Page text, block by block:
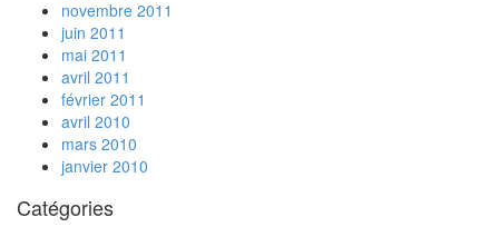
novembre 2011
juin 2011
mai 2011
avril 2011
février 2011
avril 2010
mars 2010
janvier 2010
Catégories